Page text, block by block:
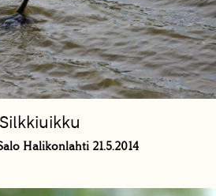
Silkkiuikku
Halikonlahti 21.5.2014